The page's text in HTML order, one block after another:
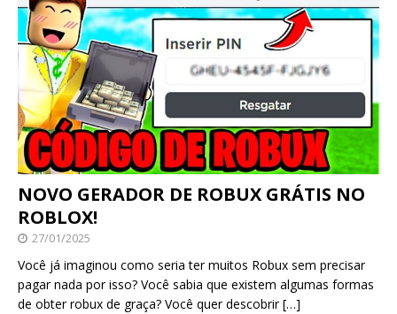
NOVO GERADOR DE ROBUX GRÁTIS NO
ROBLOX!
27/01/2025
Você já imaginou como seria ter muitos Robux sem precisar
pagar nada por isso? Você sabia que existem algumas formas
de obter robux de graça? Você quer descobrir[…]